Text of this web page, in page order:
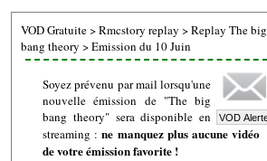
VOD Gratuite>Rmcstory replay >Replay The big
bang theory >Emission du 10 Juin
Soyez prévenu par mail lorsqu'une
nouvelle émission de "The big
bang theory" sera disponible en
streaming :ne manquez plus aucune vidéo
de votre émission favorite !